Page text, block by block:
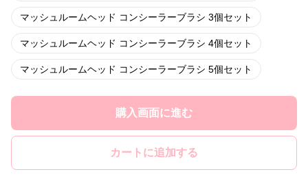
マッシュルームヘッド コンシーラーブラシ 3個セット
マッシュルームヘッド コンシーラーブラシ 4個セット
マッシュルームヘッド コンシーラーブラシ 5個セット
購入画面に進む
カートに追加する